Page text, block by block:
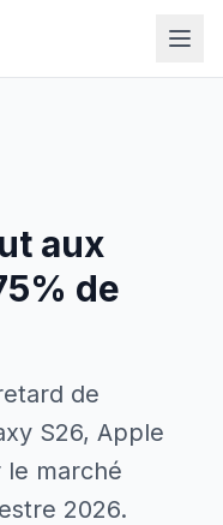
aux
de
de
S26, Apple
marché
2026.